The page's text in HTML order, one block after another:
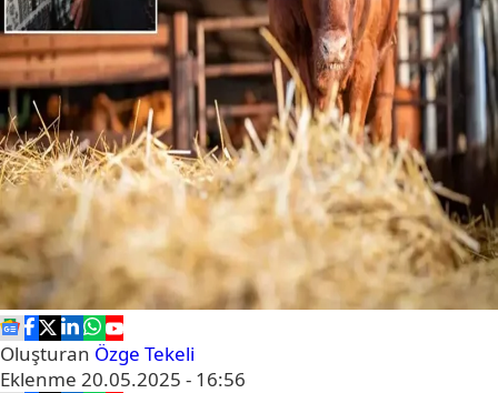
Oluşturan Özge Tekeli
Eklenme 20.05.2025 - 16:56